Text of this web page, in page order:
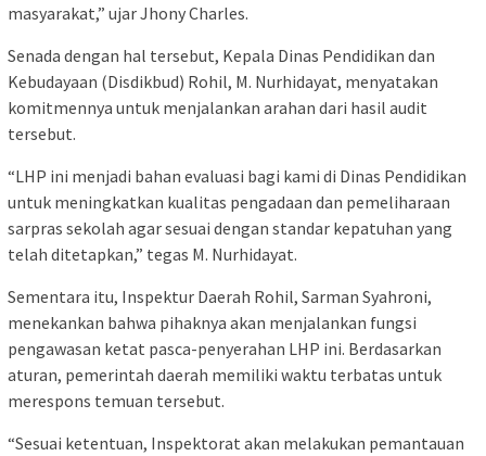
masyarakat,” ujar Jhony Charles.
Senada dengan hal tersebut, Kepala Dinas Pendidikan dan
Kebudayaan (Disdikbud) Rohil, M. Nurhidayat, menyatakan
komitmennya untuk menjalankan arahan dari hasil audit
tersebut.
“LHP ini menjadi bahan evaluasi bagi kami di Dinas Pendidikan
untuk meningkatkan kualitas pengadaan dan pemeliharaan
sarpras sekolah agar sesuai dengan standar kepatuhan yang
telah ditetapkan,” tegas M. Nurhidayat.
Sementara itu, Inspektur Daerah Rohil, Sarman Syahroni,
menekankan bahwa pihaknya akan menjalankan fungsi
pengawasan ketat pasca-penyerahan LHP ini. Berdasarkan
aturan, pemerintah daerah memiliki waktu terbatas untuk
merespons temuan tersebut.
“Sesuai ketentuan, Inspektorat akan melakukan pemantauan